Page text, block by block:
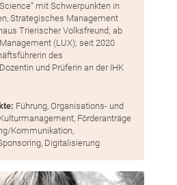
mit Schwerpunkten in
Strategisches Management
Trierischer Volksfreund; ab
(LUX); seit 2020
des
und Prüferin an der IHK
Führung, Organisations- und
Förderanträge
Kommunikation,
Digitalisierung